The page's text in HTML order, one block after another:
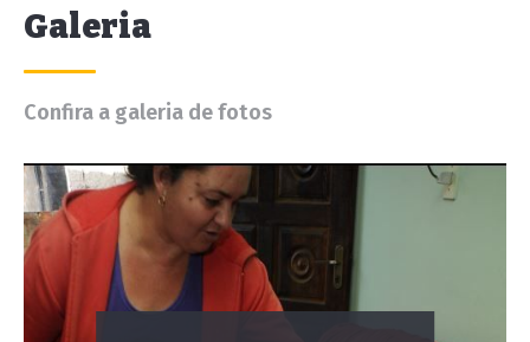
Galeria
Confira a galeria de fotos